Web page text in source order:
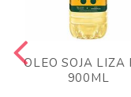
OLEO SOJA LIZA
900ML